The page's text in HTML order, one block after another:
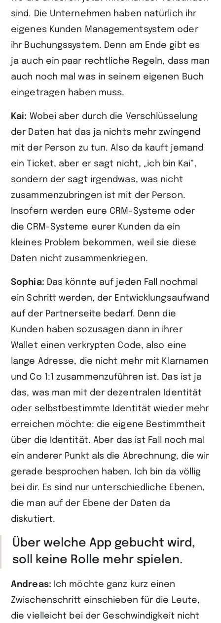
sind. Die Unternehmen haben natürlich ihr
eigenes Kunden Managementsystem oder
ihr Buchungssystem. Denn am Ende gibt es
ja auch ein paar rechtliche Regeln, dass man
auch noch mal was in seinem eigenen Buch
eingetragen haben muss.
Kai: Wobei aber durch die Verschlüsselung
der Daten hat das ja nichts mehr zwingend
mit der Person zu tun. Also da kauft jemand
ein Ticket, aber er sagt nicht, „ich bin Kai“,
sondern der sagt irgendwas, was nicht
zusammenzubringen ist mit der Person.
Insofern werden eure CRM-Systeme oder
die CRM-Systeme eurer Kunden da ein
kleines Problem bekommen, weil sie diese
Daten nicht zusammenkriegen.
Sophia: Das könnte auf jeden Fall nochmal
ein Schritt werden, der Entwicklungsaufwand
auf der Partnerseite bedarf. Denn die
Kunden haben sozusagen dann in ihrer
Wallet einen verkrypten Code, also eine
lange Adresse, die nicht mehr mit Klarnamen
und Co 1:1 zusammenzuführen ist. Das ist ja
das, was man mit der dezentralen Identität
oder selbstbestimmte Identität wieder mehr
erreichen möchte: die eigene Bestimmtheit
über die Identität. Aber das ist Fall noch mal
ein anderer Punkt als die Abrechnung, die wir
gerade besprochen haben. Ich bin da völlig
bei dir. Es sind nur unterschiedliche Ebenen,
die man auf der Ebene der Daten da
diskutiert.
Über welche App gebucht wird,
soll keine Rolle mehr spielen.
Andreas:
Ich möchte ganz kurz einen
Zwischenschritt einschieben für die Leute,
die vielleicht bei der Geschwindigkeit nicht